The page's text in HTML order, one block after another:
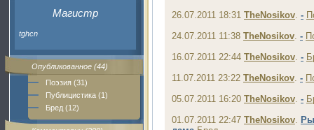
Магистр
tghcn
Опубликованное (44)
Поэзия (31)
Публицистика (1)
Бред (12)
26.07.2011 18:31 TheNosikov. -
24.07.2011 11:38 TheNosikov. -
16.07.2011 22:44 TheNosikov. -
11.07.2011 23:22 TheNosikov. -
05.07.2011 16:20 TheNosikov. -
01.07.2011 22:47 TheNosikov.